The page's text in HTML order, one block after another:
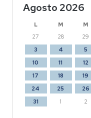
Agosto 2026
L M M
27
28 29
3
4 5
10
11 12
17
18 19
24
25 26
31
1 2